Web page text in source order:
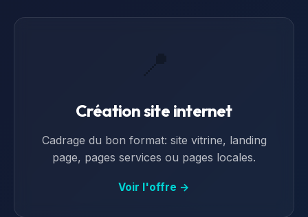
Création site internet
Cadrage du bon format: site vitrine, landing
page, pages services ou pages locales.
Voir l'offre →